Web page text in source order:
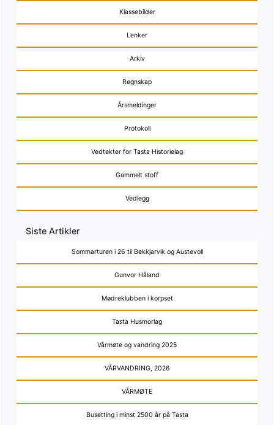
Klassebilder
Lenker
Arkiv
Regnskap
Årsmeldinger
Protokoll
Vedtekter for Tasta Historielag
Gammelt stoff
Vedlegg
Siste Artikler
Sommarturen i 26 til Bekkjarvik og Austevoll
Gunvor Håland
Mødreklubben i korpset
Tasta Husmorlag
Vårmøte og vandring 2025
VÅRVANDRING, 2026
VÅRMØTE
Busetting i minst 2500 år på Tasta